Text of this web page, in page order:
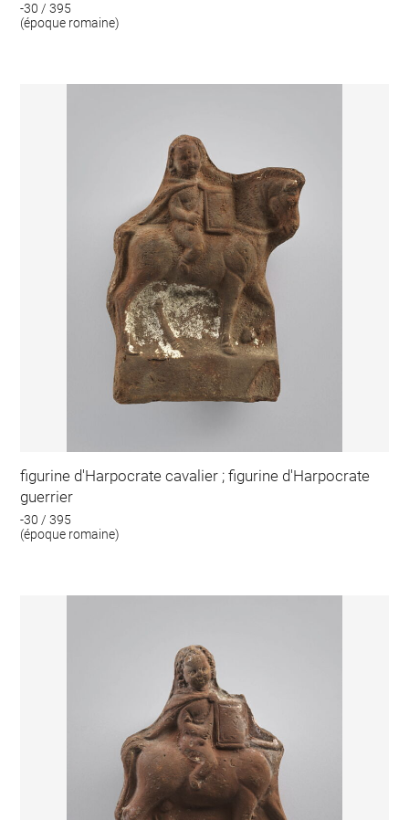
-30 / 395
(époque romaine)
figurine d'Harpocrate cavalier ; figurine d'Harpocrate
guerrier
-30 / 395
(époque romaine)